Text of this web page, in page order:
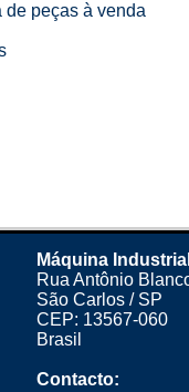
peças à venda
Máquina
Rua Antônio
São Carlos / SP
CEP: 13567-060
Brasil
Contacto: